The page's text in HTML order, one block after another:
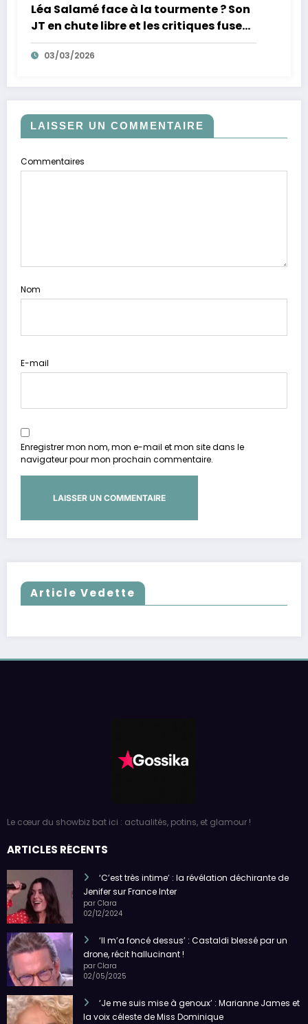
Léa Salamé face à la tourmente ? Son
JT en chute libre et les critiques fusent
!
03/03/2026
LAISSER UN COMMENTAIRE
Commentaires
Nom
E-mail
Enregistrer mon nom, mon e-mail et mon site dans le
navigateur pour mon prochain commentaire.
Article Vedette
Le cœur du showbiz bat ici : actualités, potins, et glamour !
ARTICLES RÉCENTS
‘C’est très intime’ : la révélation déchirante de
Jenifer sur France Inter
par Clara
02/12/2024
‘Il m’a foncé dessus’ : Castaldi blessé par un
drone, récit hallucinant !
par Clara
02/05/2025
‘Je me suis mise à genoux’ : Marianne James et
la voix céleste de Miss Dominique